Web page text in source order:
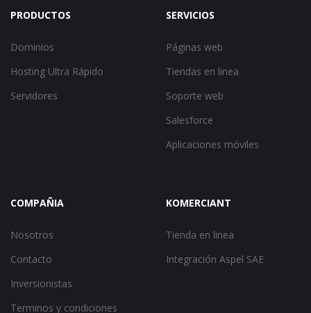
PRODUCTOS
Dominios
Hosting Ultra Rápido
Servidores
SERVICIOS
Páginas web
Tiendas en linea
Soporte web
Salesforce
Aplicaciones móviles
COMPAÑIA
Nosotros
Contacto
Inversionistas
Terminos y condiciones
KOMERCIANT
Tienda en linea
Integración Aspel SAE